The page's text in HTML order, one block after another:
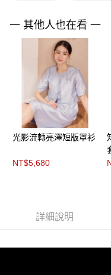
【注意事項】
易，需依本服務之必要範圍
權轉讓予恩沛科技股份有限公
２．關於個人資料處理事宜，
https://aftee.tw/terms/#terms3
３．未成年的使用者請事先
「AFTEE先享後付」，若未
任。
４．使用「AFTEE先享後付
時審查核予不同之上限額度
請求用戶進行身份認證。
５．嚴禁一人註冊多個帳號
恩沛科技股份有限公司將有權
付款後門市自取
一 其他人也在看 一
光影流轉亮澤短版罩衫
NT$5,680
詳細說明